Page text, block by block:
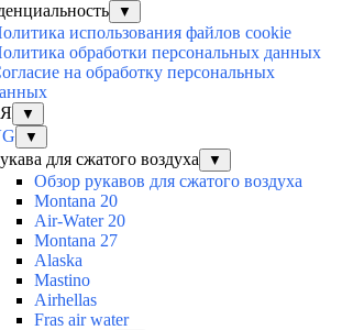
▼
использования файлов cookie
обработки персональных данных
на обработку персональных
▼
▼
для сжатого воздуха ▼
Обзор рукавов для сжатого воздуха
Montana 20
Air-Water 20
Montana 27
Alaska
Mastino
Airhellas
Fras air water